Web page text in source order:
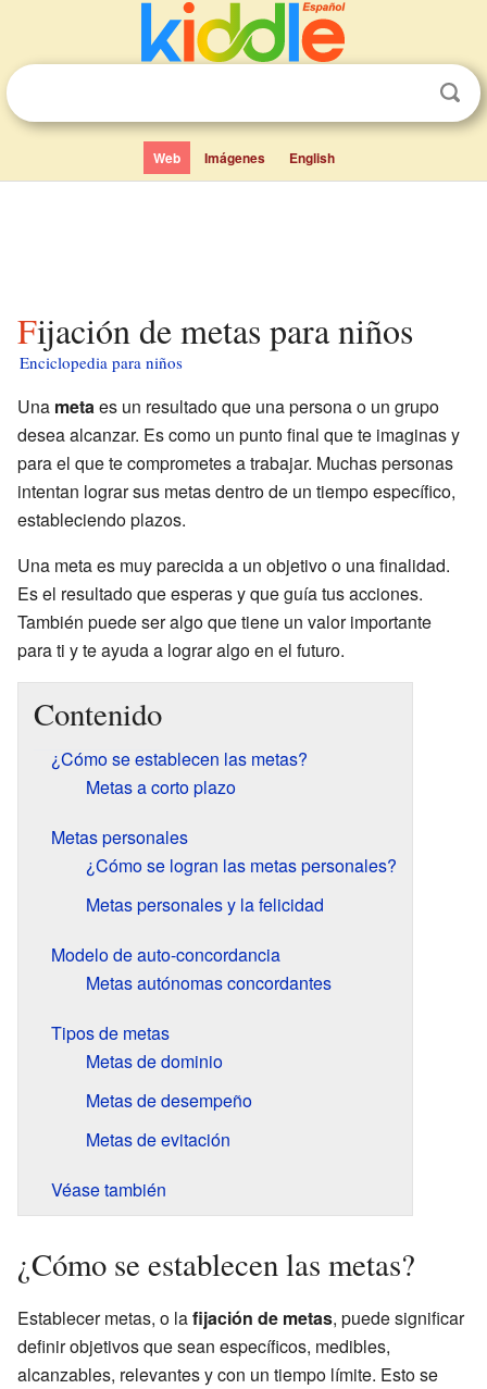
Web Imágenes English
Fijación de metas para niños
Enciclopedia para niños
Una metaes un resultado que una persona o un grupo
desea alcanzar. Es como un punto final que te imaginas y
para el que te comprometes a trabajar. Muchas personas
intentan lograr sus metas dentro de un tiempo específico,
estableciendo plazos.
Una meta es muy parecida a un objetivo o una finalidad.
Es el resultado que esperas y que guía tus acciones.
También puede ser algo que tiene un valor importante
para ti y te ayuda a lograr algo en el futuro.
Contenido
¿Cómo se establecen las metas?
Metas a corto plazo
Metas personales
¿Cómo se logran las metas personales?
Metas personales y la felicidad
Modelo de auto-concordancia
Metas autónomas concordantes
Tipos de metas
Metas de dominio
Metas de desempeño
Metas de evitación
Véase también
¿Cómo se establecen las metas?
Establecer metas, o lafijación de metas, puede significar
definir objetivos que sean específicos, medibles,
alcanzables, relevantes y con un tiempo límite. Esto se